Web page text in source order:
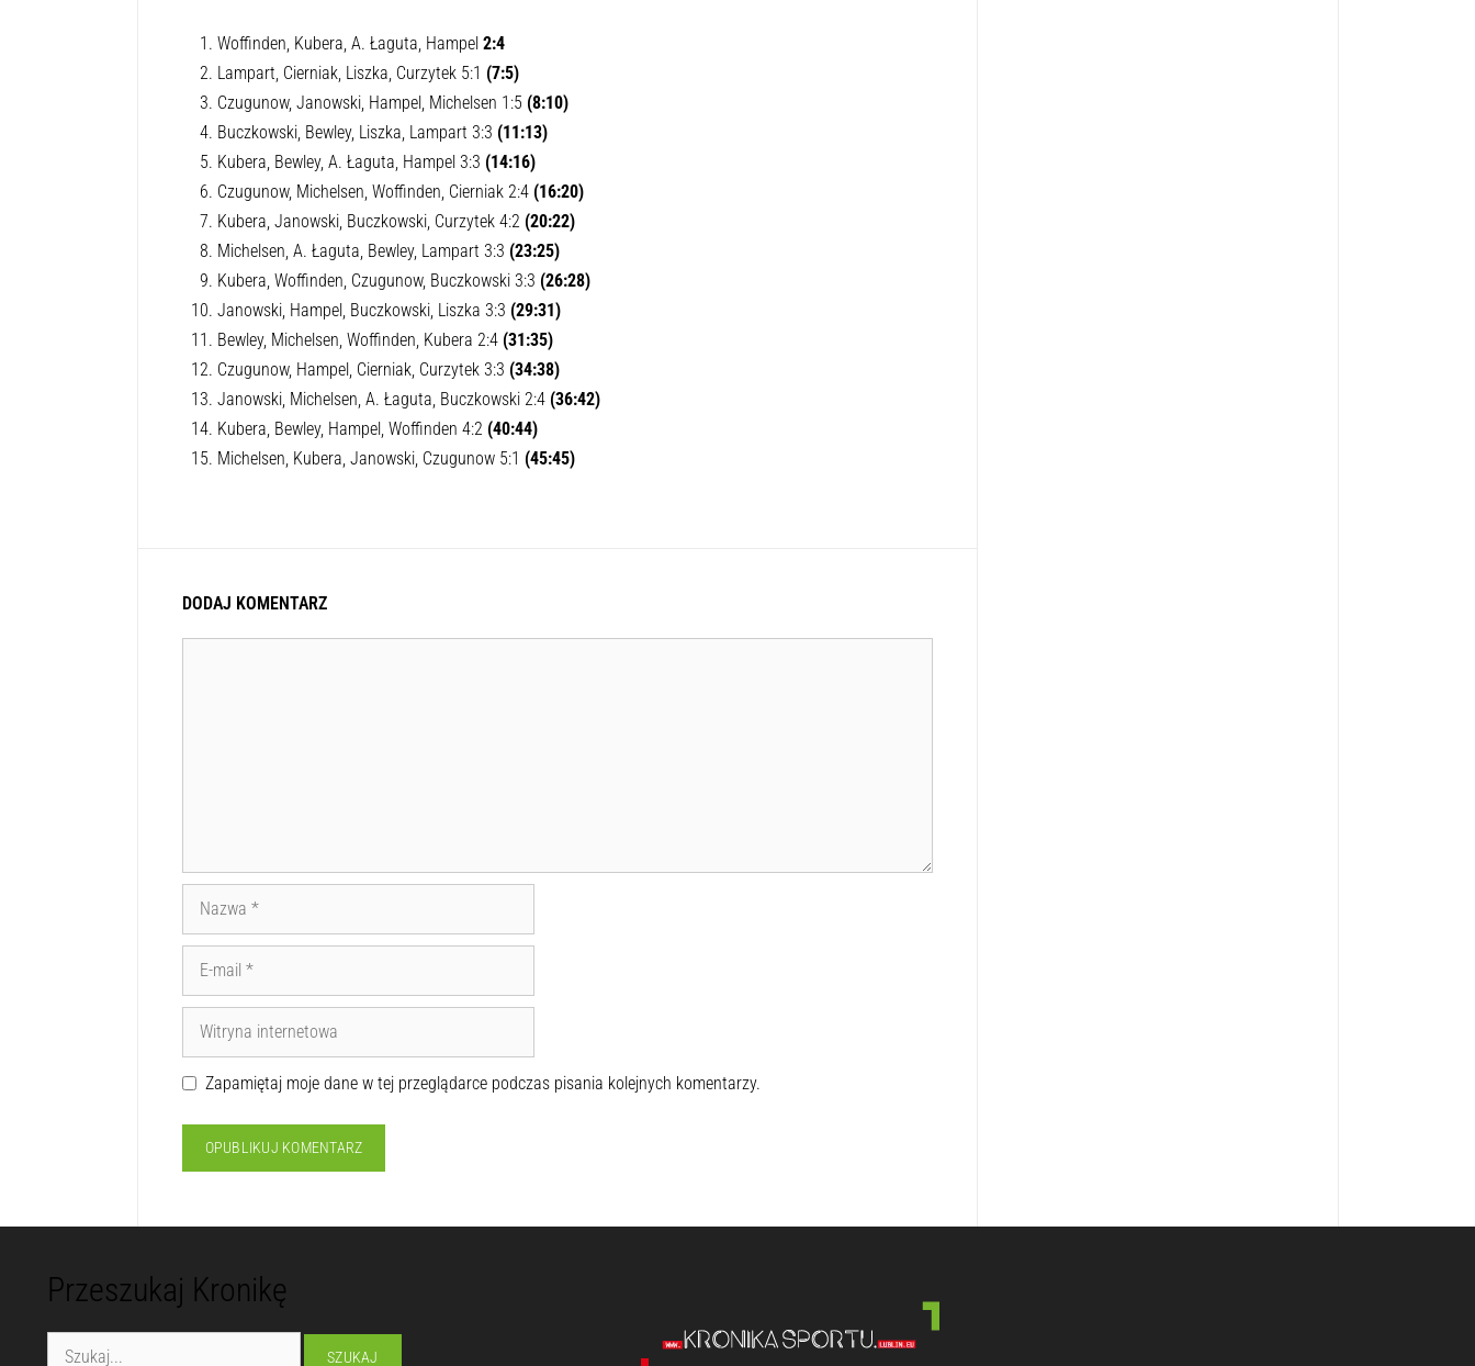
Woffinden, Kubera, A. Łaguta, Hampel 2:4
Lampart, Cierniak, Liszka, Curzytek 5:1 (7:5)
Czugunow, Janowski, Hampel, Michelsen 1:5 (8:10)
Buczkowski, Bewley, Liszka, Lampart 3:3 (11:13)
Kubera, Bewley, A. Łaguta, Hampel 3:3 (14:16)
Czugunow, Michelsen, Woffinden, Cierniak 2:4 (16:20)
Kubera, Janowski, Buczkowski, Curzytek 4:2 (20:22)
Michelsen, A. Łaguta, Bewley, Lampart 3:3 (23:25)
Kubera, Woffinden, Czugunow, Buczkowski 3:3 (26:28)
Janowski, Hampel, Buczkowski, Liszka 3:3 (29:31)
Bewley, Michelsen, Woffinden, Kubera 2:4 (31:35)
Czugunow, Hampel, Cierniak, Curzytek 3:3 (34:38)
Janowski, Michelsen, A. Łaguta, Buczkowski 2:4 (36:42)
Kubera, Bewley, Hampel, Woffinden 4:2 (40:44)
Michelsen, Kubera, Janowski, Czugunow 5:1 (45:45)
DODAJ KOMENTARZ
Zapamiętaj moje dane w tej przeglądarce podczas pisania kolejnych komentarzy.
Przeszukaj Kronikę